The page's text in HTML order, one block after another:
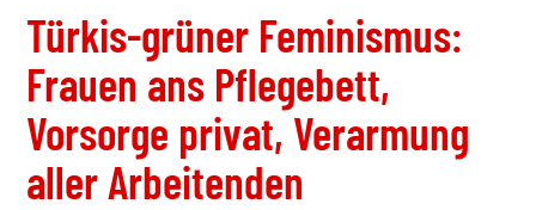
Türkis-grüner Feminismus:
Frauen ans Pflegebett,
Vorsorge privat, Verarmung
aller Arbeitenden